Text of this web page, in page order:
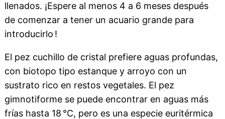
llenados. ¡Espere al menos 4 a 6 meses después
de comenzar a tener un acuario grande para
introducirlo !
El pez cuchillo de cristal prefiere aguas profundas,
con biotopo tipo estanque y arroyo con un
sustrato rico en restos vegetales. El pez
gimnotiforme se puede encontrar en aguas más
frías hasta 18 °C, pero es una especie euritérmica